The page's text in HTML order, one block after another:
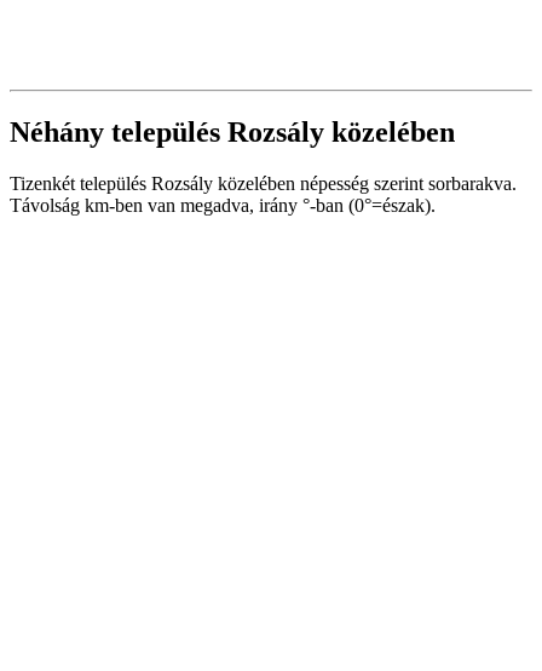
Néhány település Rozsály közelében
Tizenkét település Rozsály közelében népesség szerint sorbarakva.
Távolság km-ben van megadva, irány °-ban (0°=észak).